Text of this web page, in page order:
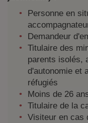
Personne en
Demandeur
Titulaire des
parents isolés,
d'autonomie et
réfugiés
Moins de 26
Titulaire de la
Visiteur en cas